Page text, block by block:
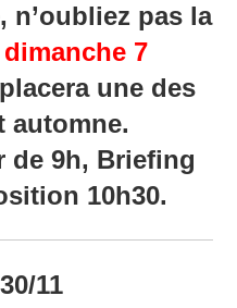
n’oubliez pas la
dimanche 7
une des
automne.
de 9h, Briefing
10h30.
11